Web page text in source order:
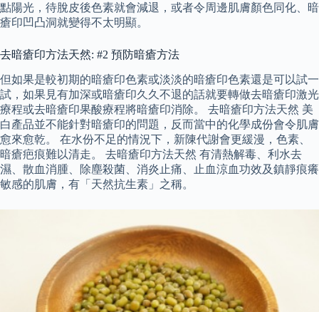
點陽光，待脫皮後色素就會減退，或者令周邊肌膚顏色同化、暗
瘡印凹凸洞就變得不太明顯。
去暗瘡印方法天然: #2 預防暗瘡方法
但如果是較初期的暗瘡印色素或淡淡的暗瘡印色素還是可以試一
試，如果見有加深或暗瘡印久久不退的話就要轉做去暗瘡印激光
療程或去暗瘡印果酸療程將暗瘡印消除。 去暗瘡印方法天然 美
白產品並不能針對暗瘡印的問題，反而當中的化學成份會令肌膚
愈來愈乾。 在水份不足的情況下，新陳代謝會更緩漫，色素、
暗瘡疤痕難以清走。 去暗瘡印方法天然 有清熱解毒、利水去
濕、散血消腫、除塵殺菌、消炎止痛、止血涼血功效及鎮靜痕癢
敏感的肌膚，有「天然抗生素」之稱。